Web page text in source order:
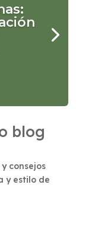
blog
consejos
y estilo de